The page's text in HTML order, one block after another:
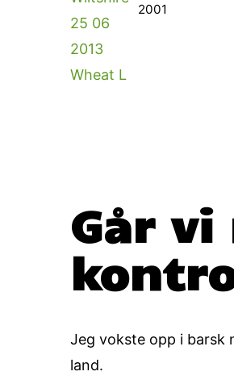
2001
Går
Jeg vokste opp i barsk
land.